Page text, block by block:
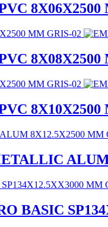
8X06X2500
8X08X2500
8X10X2500
BASIC